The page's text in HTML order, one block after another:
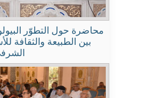
محاضرة حول التطوّر
بين الطبيعة والثقافة
الشرفي 19